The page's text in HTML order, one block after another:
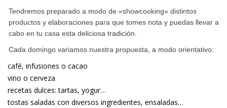
Tendremos preparado a modo de «showcooking» distintos
productos y elaboraciones para que tomes nota y puedas llevar a
cabo en tu casa esta deliciosa tradición.
Cada domingo variamos nuestra propuesta, a modo orientativo:
café, infusiones o cacao
vino o cerveza
recetas dulces: tartas, yogur…
tostas saladas con diversos ingredientes, ensaladas…